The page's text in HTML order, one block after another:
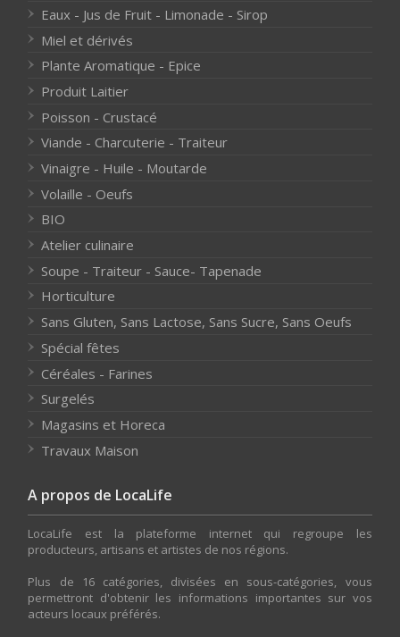
Eaux - Jus de Fruit - Limonade - Sirop
Miel et dérivés
Plante Aromatique - Epice
Produit Laitier
Poisson - Crustacé
Viande - Charcuterie - Traiteur
Vinaigre - Huile - Moutarde
Volaille - Oeufs
BIO
Atelier culinaire
Soupe - Traiteur - Sauce- Tapenade
Horticulture
Sans Gluten, Sans Lactose, Sans Sucre, Sans Oeufs
Spécial fêtes
Céréales - Farines
Surgelés
Magasins et Horeca
Travaux Maison
A propos de LocaLife
LocaLife est la plateforme internet qui regroupe les
producteurs, artisans et artistes de nos régions.
Plus de 16 catégories, divisées en sous-catégories, vous
permettront d'obtenir les informations importantes sur vos
acteurs locaux préférés.